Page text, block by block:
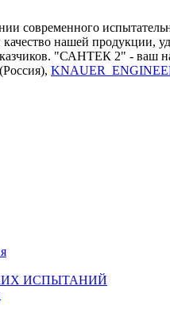
нашей продукции,
"САНТЕК 2" - ваш
(Россия),
ИСПЫТАНИЙ